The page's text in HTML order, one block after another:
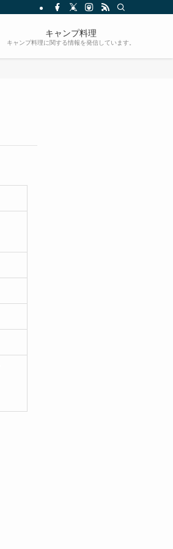
キャンプ料理
キャンプ料理に関する情報を発信しています。